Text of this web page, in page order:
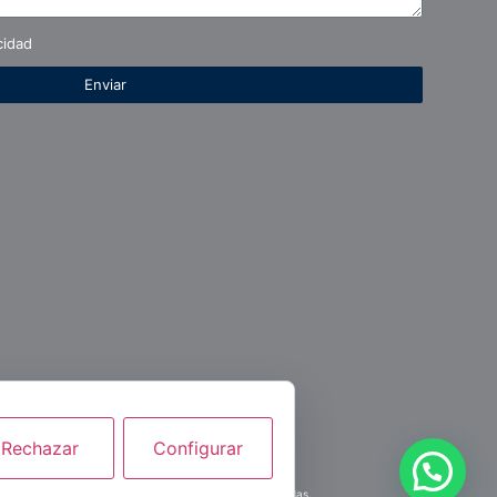
Enviar
en la compraventa y arrendamiento de viviendas.
Rechazar Configurar